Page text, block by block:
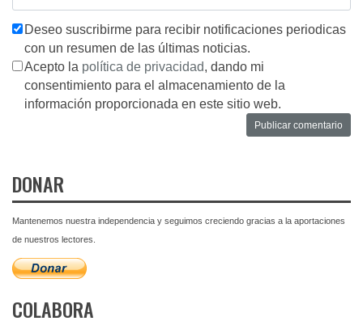
Deseo suscribirme para recibir notificaciones periodicas
con un resumen de las últimas noticias.
Acepto la política de privacidad, dando mi
consentimiento para el almacenamiento de la
información proporcionada en este sitio web.
DONAR
Mantenemos nuestra independencia y seguimos creciendo gracias a la aportaciones
de nuestros lectores.
COLABORA